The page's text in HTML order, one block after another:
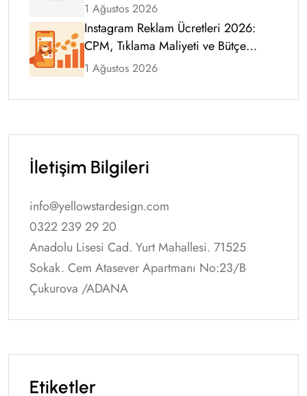
1 Ağustos 2026
Instagram Reklam Ücretleri 2026:
CPM, Tıklama Maliyeti ve Bütçe
Rehberi
1 Ağustos 2026
İletişim Bilgileri
info@yellowstardesign.com
0322 239 29 20
Anadolu Lisesi Cad. Yurt Mahallesi. 71525
Sokak. Cem Atasever Apartmanı No:23/B
Çukurova /ADANA
Etiketler